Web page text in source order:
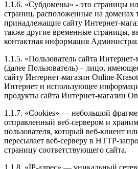
1.1.6. «Субдомены» - это страницы
страниц, расположенные на доменах
принадлежащие сайту Интернет-
также другие временные страницы,
контактная информация
1.1.5. «Пользователь сайта
(далее Пользователь) – лицо,
сайту Интернет-магазин Online-
Интернет и использующее
продукты сайта Интернет-магазин
1.1.7. «Cookies» — небольшой
отправленный веб-сервером и
пользователя, который веб-клиент
пересылает веб-серверу в HTTP-
страницу соответствующего сайта.
1.1.8. «IP-адрес» — уникальный